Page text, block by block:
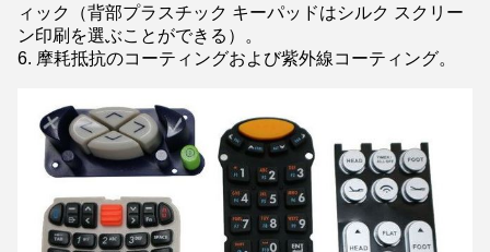
ィック（背部プラスチック キーパッドはシルク スクリー
ン印刷を選ぶことができる）。
6. 摩耗抵抗のコーティングおよび紫外線コーティング。